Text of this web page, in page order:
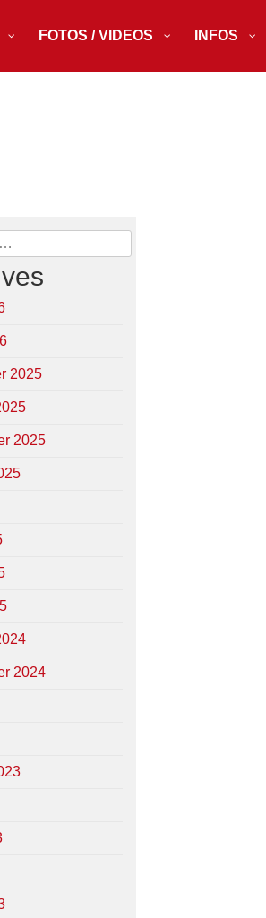
FOTOS / VIDEOS INFOS
2025
2025
2024